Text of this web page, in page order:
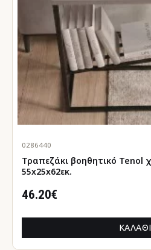
0286440
Τραπεζάκι βοηθητικό Tenol χρώμα ανοιχτή μόκα
55x25x62εκ.
46.20€
ΚΑΛΆΘΙ